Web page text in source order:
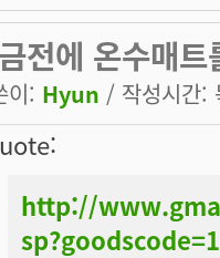
전에 온수매트
이: Hyun / 작성시간
http://